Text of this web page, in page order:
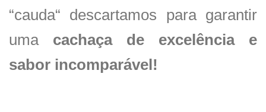
“cauda“ descartamos para garantir
uma cachaça de excelência e
sabor incomparável!